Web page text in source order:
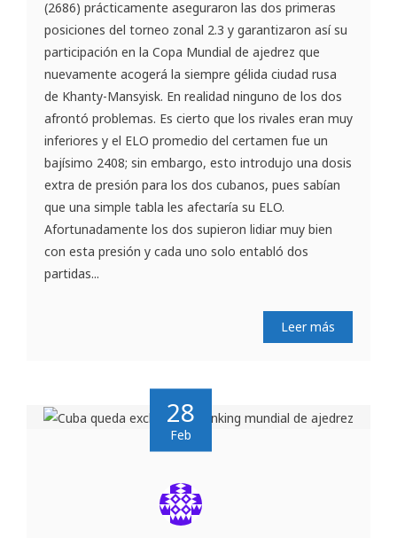
(2686) prácticamente aseguraron las dos primeras
posiciones del torneo zonal 2.3 y garantizaron así su
participación en la Copa Mundial de ajedrez que
nuevamente acogerá la siempre gélida ciudad rusa
de Khanty-Mansyisk. En realidad ninguno de los dos
afrontó problemas. Es cierto que los rivales eran muy
inferiores y el ELO promedio del certamen fue un
bajísimo 2408; sin embargo, esto introdujo una dosis
extra de presión para los dos cubanos, pues sabían
que una simple tabla les afectaría su ELO.
Afortunadamente los dos supieron lidiar muy bien
con esta presión y cada uno solo entabló dos
partidas...
Leer más
28
Feb